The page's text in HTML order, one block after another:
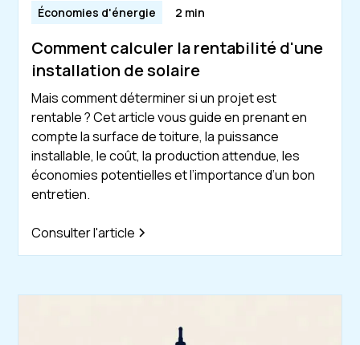
Économies d'énergie 2 min
Comment calculer la rentabilité d'une
installation de solaire
Mais comment déterminer si un projet est
rentable ? Cet article vous guide en prenant en
compte la surface de toiture, la puissance
installable, le coût, la production attendue, les
économies potentielles et l’importance d’un bon
entretien.
Consulter l'article